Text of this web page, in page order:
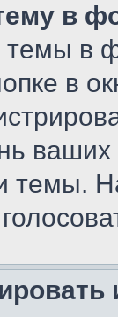
в
темы в
в
ваших
темы.